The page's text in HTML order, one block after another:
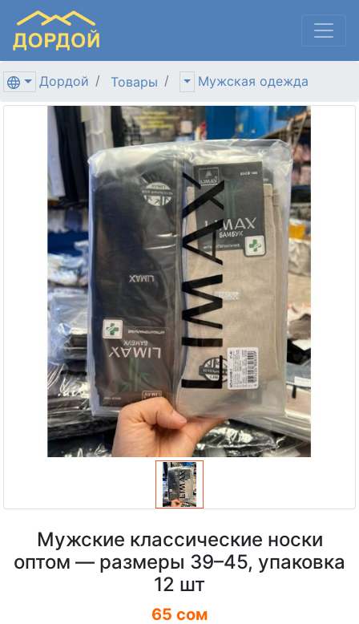
Дордой Товары Мужская одежда
Мужские классические носки
оптом — размеры 39–45, упаковка
12 шт
65 сом